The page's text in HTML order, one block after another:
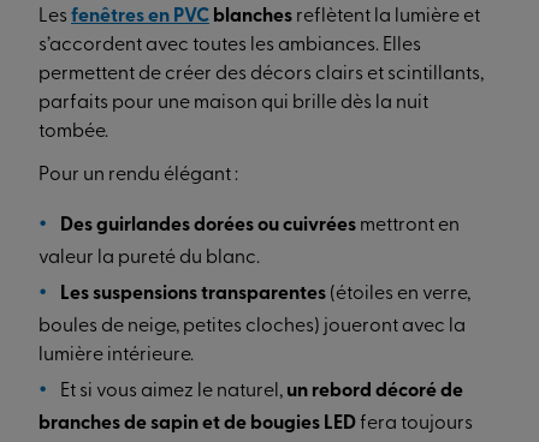
Les fenêtres en PVC blanches reflètent la lumière et
s’accordent avec toutes les ambiances. Elles
permettent de créer des décors clairs et scintillants,
parfaits pour une maison qui brille dès la nuit
tombée.
Pour un rendu élégant :
Des guirlandes dorées ou cuivrées mettront en
valeur la pureté du blanc.
Les suspensions transparentes (étoiles en verre,
boules de neige, petites cloches) joueront avec la
lumière intérieure.
Et si vous aimez le naturel, un rebord décoré de
branches de sapin et de bougies LEDfera toujours